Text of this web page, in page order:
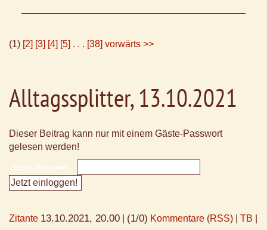
(1) [2] [3] [4] [5] . . . [38] vorwärts >>
Alltagssplitter, 13.10.2021
Dieser Beitrag kann nur mit einem Gäste-Passwort
gelesen werden!
Gäste-Passwort:
Zitante 13.10.2021, 20.00 (1/0) Kommentare (RSS) | TB